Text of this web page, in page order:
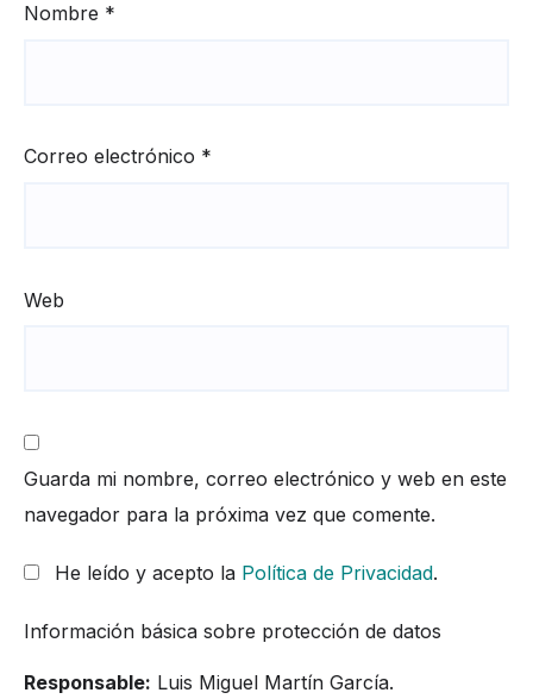
Nombre *
Correo electrónico *
Web
Guarda mi nombre, correo electrónico y web en este
navegador para la próxima vez que comente.
He leído y acepto la Política de Privacidad.
Información básica sobre protección de datos
Responsable: Luis Miguel Martín García.